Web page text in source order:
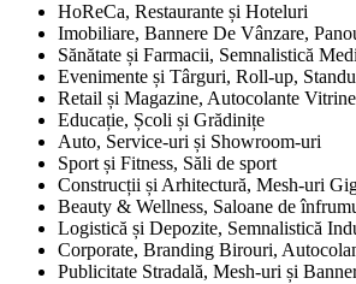
HoReCa, Restaurante și Hoteluri
Imobiliare, Bannere De Vânzare,
Sănătate și Farmacii, Semnalistică
Evenimente și Târguri, Roll-up,
Retail și Magazine, Autocolante Vitrine
Educație, Școli și Grădinițe
Auto, Service-uri și Showroom-uri
Sport și Fitness, Săli de sport
Construcții și Arhitectură, Mesh-uri
Beauty & Wellness, Saloane de
Logistică și Depozite, Semnalistică
Corporate, Branding Birouri,
Publicitate Stradală, Mesh-uri și